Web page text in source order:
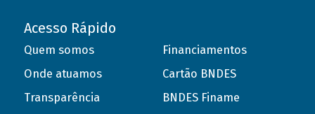
Acesso Rápido
Quem somos
Onde atuamos
Transparência
Financiamentos
Cartão BNDES
BNDES Finame